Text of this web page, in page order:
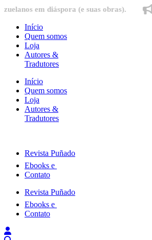
Ir
conteúdo
em diáspora (e suas obras).
Início
Quem somos
Loja
Autores &
Tradutores
Início
Quem somos
Loja
Autores &
Tradutores
Revista Puñado
Ebooks e
Contato
Revista Puñado
Ebooks e
Contato